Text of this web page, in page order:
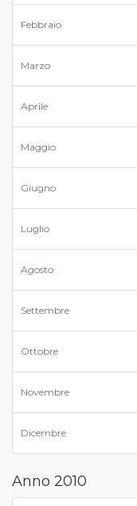
Febbraio
Marzo
Aprile
Maggio
Giugno
Luglio
Agosto
Settembre
Ottobre
Novembre
Dicembre
Anno 2010